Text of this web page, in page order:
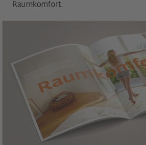
Raumkomfort.